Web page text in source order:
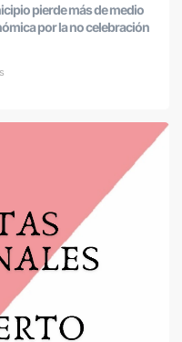
pierde más de medio
por la no celebración